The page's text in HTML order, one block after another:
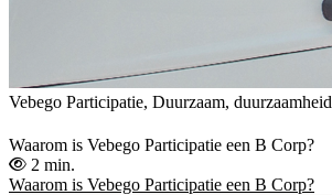
Vebego Participatie, Duurzaam, duurzaamheid
Waarom is Vebego Participatie een B Corp?
2 min.
Waarom is Vebego Participatie een B Corp?